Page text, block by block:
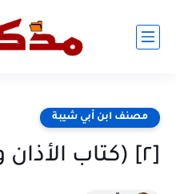
مصنف ابن أبي شيبة
[٢] (كتاب الأذان والإقامة) (١)